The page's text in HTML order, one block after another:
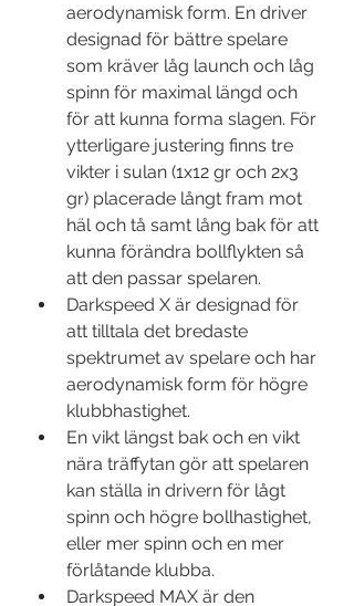
aerodynamisk form. En driver
designad för bättre spelare
som kräver låg launch och låg
spinn för maximal längd och
för att kunna forma slagen. För
ytterligare justering finns tre
vikter i sulan (1x12 gr och 2x3
gr) placerade långt fram mot
häl och tå samt lång bak för att
kunna förändra bollflykten så
att den passar spelaren.
Darkspeed X är designad för
att tilltala det bredaste
spektrumet av spelare och har
aerodynamisk form för högre
klubbhastighet.
En vikt längst bak och en vikt
nära träffytan gör att spelaren
kan ställa in drivern för lågt
spinn och högre bollhastighet,
eller mer spinn och en mer
förlåtande klubba.
Darkspeed MAX är den